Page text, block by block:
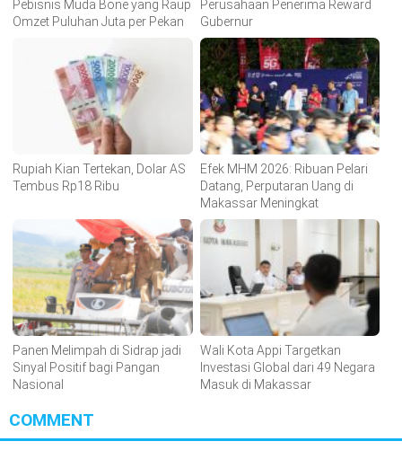
Pebisnis Muda Bone yang Raup
Omzet Puluhan Juta per Pekan
Perusahaan Penerima Reward
Gubernur
Rupiah Kian Tertekan, Dolar AS
Tembus Rp18 Ribu
Efek MHM 2026: Ribuan Pelari
Datang, Perputaran Uang di
Makassar Meningkat
Panen Melimpah di Sidrap jadi
Sinyal Positif bagi Pangan
Nasional
Wali Kota Appi Targetkan
Investasi Global dari 49 Negara
Masuk di Makassar
COMMENT